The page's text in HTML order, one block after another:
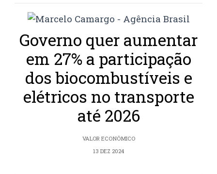
Governo quer aumentar
em 27% a participação
dos biocombustíveis e
elétricos no transporte
até 2026
VALOR ECONÔMICO
13 DEZ 2024